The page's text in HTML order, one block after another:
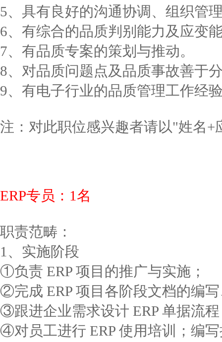
5、具有良好的沟通协调、组织管
6、有综合的品质判别能力及应变
7、有品质专案的策划与推动。
8、对品质问题点及品质事故善于
9、有电子行业的品质管理工作经
注：对此职位感兴趣者请以"姓名+
ERP专员：1名
职责范畴：
1、实施阶段
①负责 ERP 项目的推广与实施；
②完成 ERP 项目各阶段文档的编
③跟进企业需求设计 ERP 单据流
④对员工进行 ERP 使用培训；编